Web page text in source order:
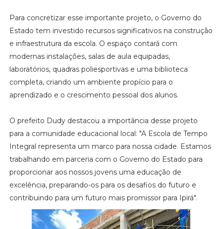
Para concretizar esse importante projeto, o Governo do
Estado tem investido recursos significativos na construção
e infraestrutura da escola. O espaço contará com
modernas instalações, salas de aula equipadas,
laboratórios, quadras poliesportivas e uma biblioteca
completa, criando um ambiente propício para o
aprendizado e o crescimento pessoal dos alunos.
O prefeito Dudy destacou a importância desse projeto
para a comunidade educacional local: "A Escola de Tempo
Integral representa um marco para nossa cidade. Estamos
trabalhando em parceria com o Governo do Estado para
proporcionar aos nossos jovens uma educação de
excelência, preparando-os para os desafios do futuro e
contribuindo para um futuro mais promissor para Ipirá".